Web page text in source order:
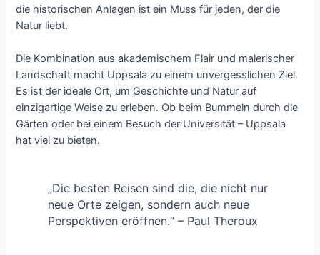
die historischen Anlagen ist ein Muss für jeden, der die
Natur liebt.
Die Kombination aus akademischem Flair und malerischer
Landschaft macht Uppsala zu einem unvergesslichen Ziel.
Es ist der ideale Ort, um Geschichte und Natur auf
einzigartige Weise zu erleben. Ob beim Bummeln durch die
Gärten oder bei einem Besuch der Universität – Uppsala
hat viel zu bieten.
„Die besten Reisen sind die, die nicht nur
neue Orte zeigen, sondern auch neue
Perspektiven eröffnen.“ – Paul Theroux